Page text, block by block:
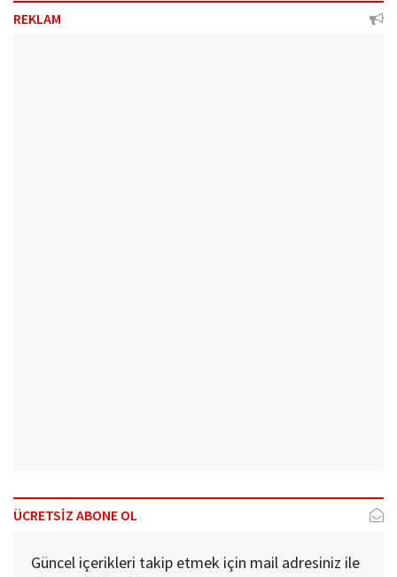
REKLAM
ÜCRETSİZ ABONE OL
Güncel içerikleri takip etmek için mail adresiniz ile